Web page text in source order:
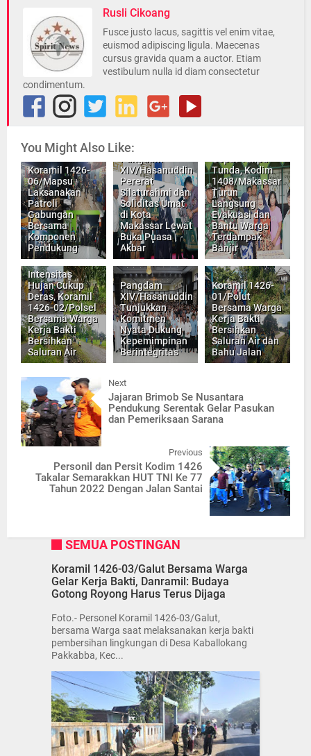
Rusli Cikoang
Fusce justo lacus, sagittis vel enim vitae,
euismod adipiscing ligula. Maecenas
cursus gravida quam a auctor. Etiam
vestibulum nulla id diam consectetur
condimentum.
You Might Also Like:
Koramil 1426-
06/Mapsu
Laksanakan
Patroli
Gabungan
Bersama
Komponen
Pendukung
XIV/Hasanuddin
Pererat
Silaturahmi dan
Soliditas Umat
di Kota
Makassar Lewat
Buka Puasa
Akbar
Tunda, Kodim
1408/Makassar
Turun
Langsung
Evakuasi dan
Bantu Warga
Terdampak
Banjir
Intensitas
Hujan Cukup
Deras, Koramil
1426-02/Polsel
Bersama Warga
Kerja Bakti
Bersihkan
Saluran Air
Pangdam
XIV/Hasanuddin
Tunjukkan
Komitmen
Nyata Dukung
Kepemimpinan
Berintegritas
Koramil 1426-
01/Polut
Bersama Warga
Kerja Bakti
Bersihkan
Saluran Air dan
Bahu Jalan
Next
Jajaran Brimob Se Nusantara
Pendukung Serentak Gelar Pasukan
dan Pemeriksaan Sarana
Previous
Personil dan Persit Kodim 1426
Takalar Semarakkan HUT TNI Ke 77
Tahun 2022 Dengan Jalan Santai
SEMUA POSTINGAN
Koramil 1426-03/Galut Bersama Warga
Gelar Kerja Bakti, Danramil: Budaya
Gotong Royong Harus Terus Dijaga
Foto.- Personel Koramil 1426-03/Galut,
bersama Warga saat melaksanakan kerja bakti
pembersihan lingkungan di Desa Kaballokang
Pakkabba, Kec...